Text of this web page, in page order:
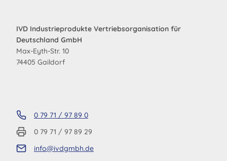
IVD Industrieprodukte Vertriebsorganisation für
Deutschland GmbH
Max-Eyth-Str. 10
74405 Gaildorf
0 79 71 / 97 89 0
0 79 71 / 97 89 29
info@ivdgmbh.de